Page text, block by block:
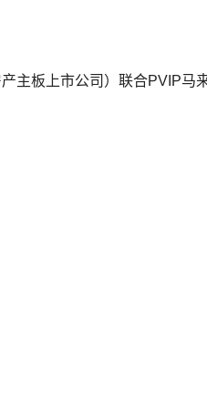
主板上市公司）联合PVIP马